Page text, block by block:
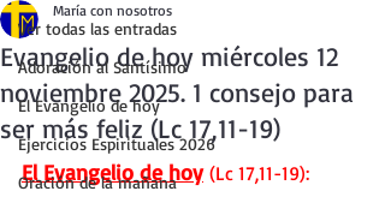
Ver todas las entradas
Adoración al Santísimo
El Evangelio de hoy
Ejercicios Espirituales 2026
Oración de la mañana
Evangelio de hoy miércoles 12
noviembre 2025. 1 consejo para
ser más feliz (Lc 17,11-19)
María con nosotros
El Evangelio de hoy (Lc 17,11-19):